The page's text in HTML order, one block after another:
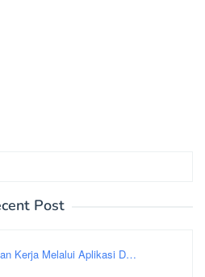
Post
Kerja Melalui Aplikasi D…